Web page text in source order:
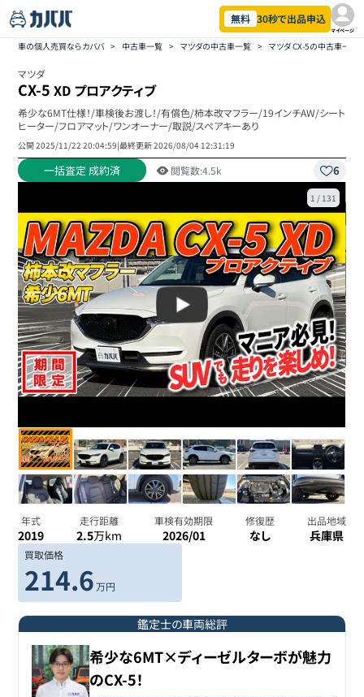
無料 30秒で出品申込
マイページ
車の個人売買ならカババ > 中古車一覧 > マツダの中古車一覧 > マツダ CX-5の中古車一覧
マツダ
CX-5 XD プロアクティブ
希少な6MT仕様！/車検後お渡し！/有償色/柿本改マフラー/19インチAW/シート
ヒーター/フロアマット/ワンオーナー/取説/スペアキーあり
公開2025/11/22 20:04:59|最終更新2026/08/04 12:31:19
一括査定 成約済 閲覧数:4.5k 6
1 / 131
年式
2019
走行距離
2.5万km
車検有効期限
2026/01
修復歴
なし
出品地域
兵庫県
買取価格
214.6 万円
鑑定士の車両総評
希少な6MT×ディーゼルターボが魅力
のCX-5！